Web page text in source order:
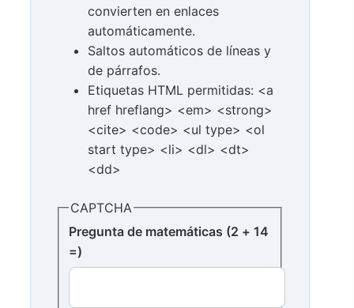
convierten en enlaces
automáticamente.
Saltos automáticos de líneas y
de párrafos.
Etiquetas HTML permitidas: <a
href hreflang> <em> <strong>
<cite> <code> <ul type> <ol
start type> <li> <dl> <dt>
<dd>
CAPTCHA
Pregunta de matemáticas (2 + 14
=)